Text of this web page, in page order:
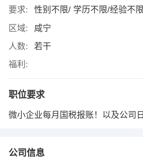
要求:
性别不限/ 学历不限/经验不
区域:
咸宁
人数:
若干
福利:
职位要求
微小企业每月国税报账！以及公司
公司信息